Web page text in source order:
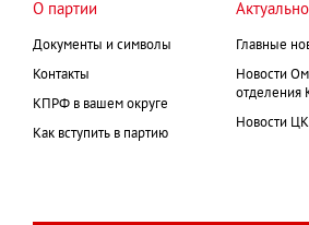
О партии
Документы и символы
Контакты
КПРФ в вашем округе
Как вступить в партию
Актуально
Главные
Новости
отделения
Новости